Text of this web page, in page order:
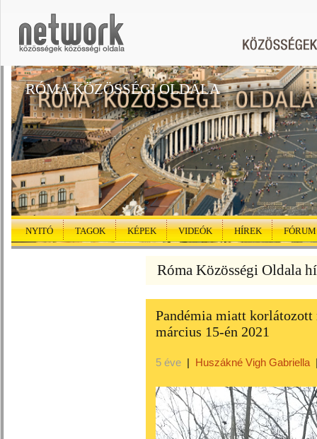
RÓMA KÖZÖSSÉGI OLDALA
NYITÓ TAGOK KÉPEK VIDEÓK HÍREK FÓRUM
Róma Közösségi Oldala
Pandémia miatt korlátozott
március 15-én 2021
5 éve | Huszákné Vigh Gabriella